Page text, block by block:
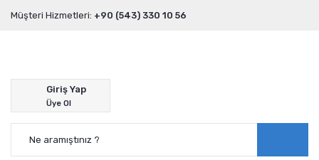
Müşteri Hizmetleri: +90 (543) 330 10 56
Giriş Yap
Üye Ol